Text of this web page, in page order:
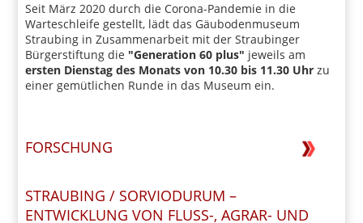
Seit März 2020 durch die Corona-Pandemie in die
Warteschleife gestellt, lädt das Gäubodenmuseum
Straubing in Zusammenarbeit mit der Straubinger
Bürgerstiftung die "Generation 60 plus" jeweils am
ersten Dienstag des Monats von 10.30 bis 11.30 Uhrzu
einer gemütlichen Runde in das Museum ein.
FORSCHUNG
STRAUBING / SORVIODURUM –
ENTWICKLUNG VON FLUSS-, AGRAR- UND